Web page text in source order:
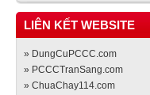
LIÊN KẾT WEBSITE
» DungCuPCCC.com
» PCCCTranSang.com
» ChuaChay114.com